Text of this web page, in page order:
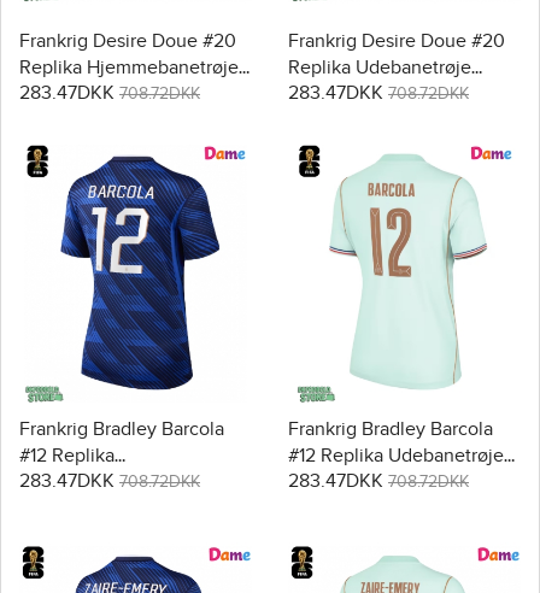
Frankrig Desire Doue #20
Replika Hjemmebanetrøje
Dame VM 2026 Kortærmet
283.47DKK 708.72DKK
Frankrig Desire Doue #20
Replika Udebanetrøje
Dame VM 2026 Kortærmet
283.47DKK 708.72DKK
Frankrig Bradley Barcola
#12 Replika
Hjemmebanetrøje Dame
283.47DKK 708.72DKK
Frankrig Bradley Barcola
#12 Replika Udebanetrøje
Dame VM 2026 Kortærmet
283.47DKK 708.72DKK